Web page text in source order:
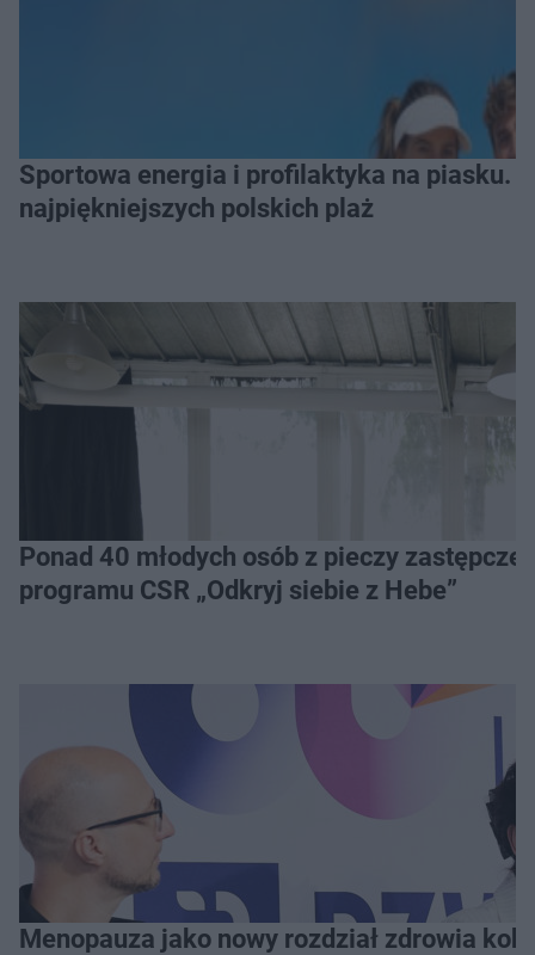
Sportowa energia i profilaktyka na piasku. Baltic Tour Medicover Sport odwiedzi 10
najpiękniejszych polskich plaż
Ponad 40 młodych osób z pieczy
programu CSR „Odkryj siebie z Hebe”
Menopauza jako nowy rozdział zdrowia